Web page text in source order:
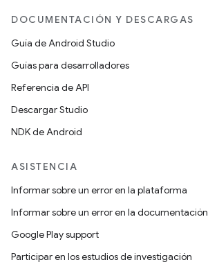
DOCUMENTACIÓN Y DESCARGAS
Guía de Android Studio
Guías para desarrolladores
Referencia de API
Descargar Studio
NDK de Android
ASISTENCIA
Informar sobre un error en la plataforma
Informar sobre un error en la documentación
Google Play support
Participar en los estudios de investigación